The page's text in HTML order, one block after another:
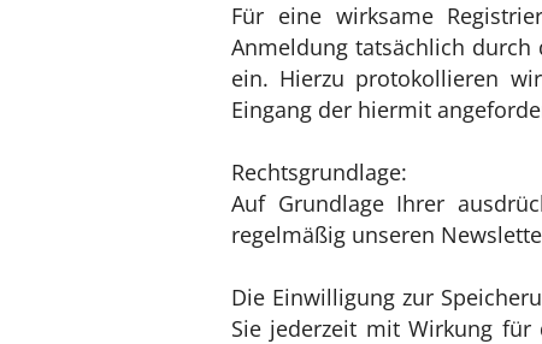
Für eine wirksame
Anmeldung tatsächlich durch
ein. Hierzu protokollieren
Eingang der hiermit
Rechtsgrundlage:
Auf Grundlage Ihrer
regelmäßig unseren
Die Einwilligung zur
Sie jederzeit mit Wirkung